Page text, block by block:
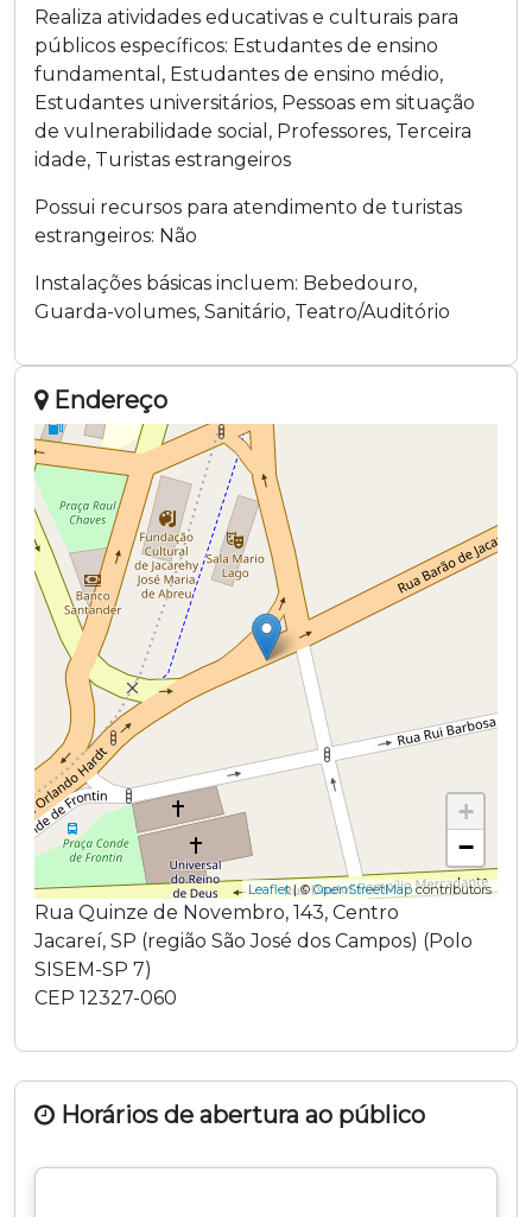
Realiza atividades educativas e culturais para
públicos específicos: Estudantes de ensino
fundamental , Estudantes de ensino médio,
Estudantes universitários, Pessoas em situação
de vulnerabilidade social , Professores, Terceira
idade, Turistas estrangeiros
Possui recursos para atendimento de turistas
estrangeiros: Não
Instalações básicas incluem: Bebedouro,
Guarda-volumes, Sanitário, Teatro/Auditório
Endereço
+
−
Leaflet| ©OpenStreetMap contributors
Rua Quinze de Novembro, 143, Centro
Jacareí, SP (região São José dos Campos) (Polo
SISEM-SP 7)
CEP 12327-060
Horários de abertura ao público